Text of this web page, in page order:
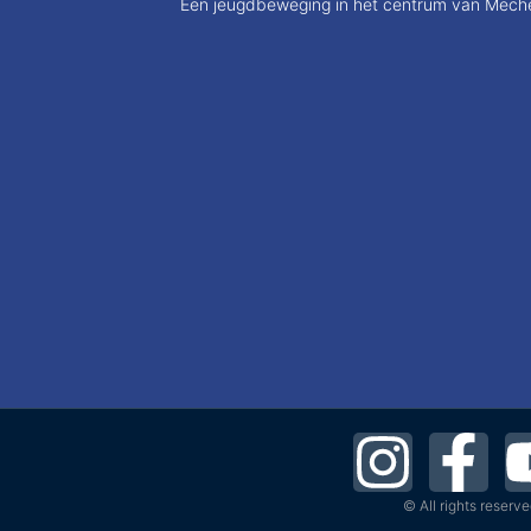
Een jeugdbeweging in het centrum van
© All rights